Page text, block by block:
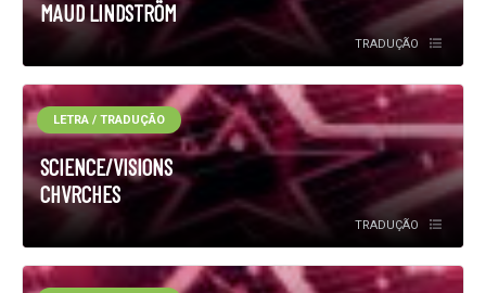
MAUD LINDSTRÖM
TRADUÇÃO
SCIENCE/VISIONS
CHVRCHES
LETRA / TRADUÇÃO
TRADUÇÃO